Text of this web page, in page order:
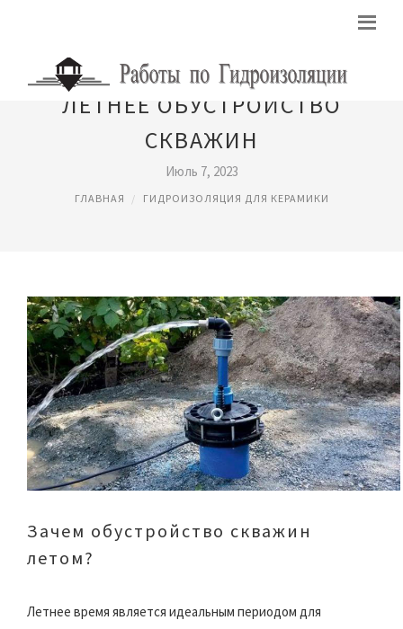
ЛЕТНЕЕ ОБУСТРОЙСТВО
СКВАЖИН
Июль 7, 2023
ГЛАВНАЯ ГИДРОИЗОЛЯЦИЯ ДЛЯ КЕРАМИКИ
Зачем обустройство скважин
летом?
Летнее время является идеальным периодом для